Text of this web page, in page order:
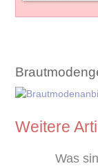
Weitere
Was